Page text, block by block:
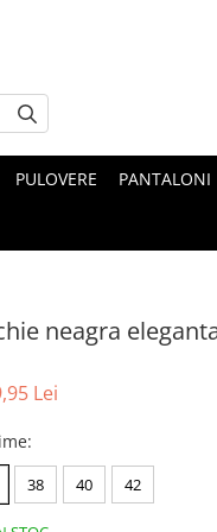
PULOVERE PANTALONI
neagra
Lei
:
38 40 42